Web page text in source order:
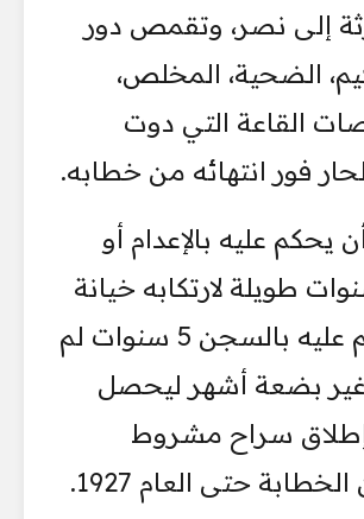
إلى نصر، وتقمص دور
الضحية، المخلص،
القاعة التي دوت
فور انتهائه من خطابه.
يحكم عليه بالإعدام أو
طويلة لارتكابه خيانة
عظمى، حكم عليه بالسجن 5 سنوات لم
بضعة أشهر ليحصل
إطلاق سراح مشروط
حتى العام 1927.